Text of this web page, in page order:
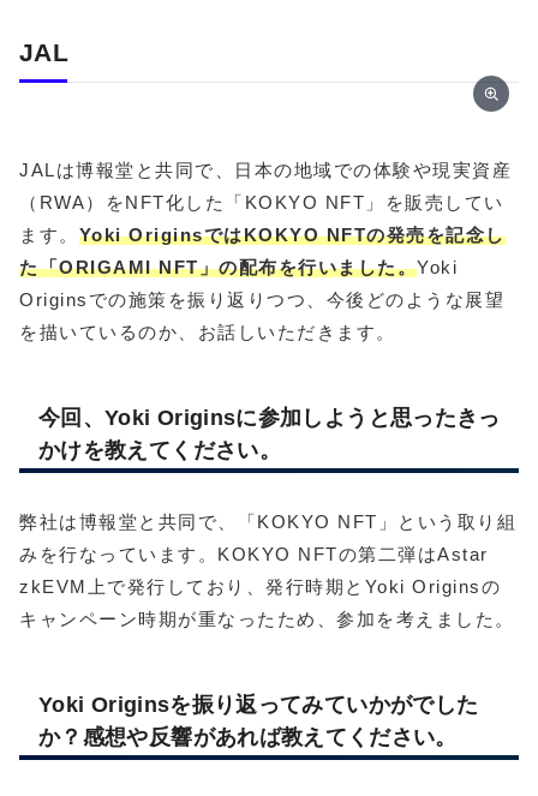
JAL
JALは博報堂と共同で、日本の地域での体験や現実資産
（RWA）をNFT化した「KOKYO NFT」を販売してい
ます。 Yoki OriginsではKOKYO NFTの発売を記念し
た「ORIGAMI NFT」の配布を行いました。Yoki
Originsでの施策を振り返りつつ、今後どのような展望
を描いているのか、お話しいただきます。
今回、Yoki Originsに参加しようと思ったきっ
かけを教えてください。
弊社は博報堂と共同で、「KOKYO NFT」という取り組
みを行なっています。KOKYO NFTの第二弾はAstar
zkEVM上で発行しており、発行時期とYoki Originsの
キャンペーン時期が重なったため、参加を考えました。
Yoki Originsを振り返ってみていかがでした
か？感想や反響があれば教えてください。